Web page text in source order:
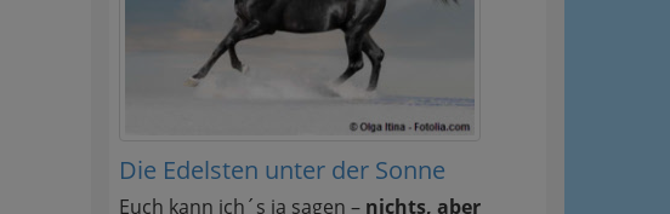
Die Edelsten unter der Sonne
Euch kann ich´s ja sagen – nichts, aber